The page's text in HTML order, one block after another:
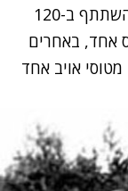
ובהמשך היה לטייס ירוט. בסך הכל הוא השתתף ב-120
אחד, באחרים
אויב אחד